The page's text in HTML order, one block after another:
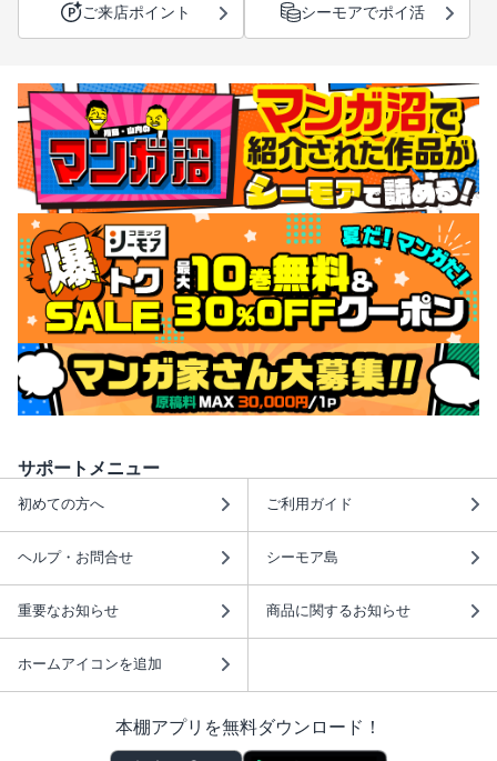
ご来店ポイント シーモアでポイ活
サポートメニュー
初めての方へ ご利用ガイド
ヘルプ・お問合せ シーモア島
重要なお知らせ 商品に関するお知らせ
ホームアイコンを追加
本棚アプリを無料ダウンロード！